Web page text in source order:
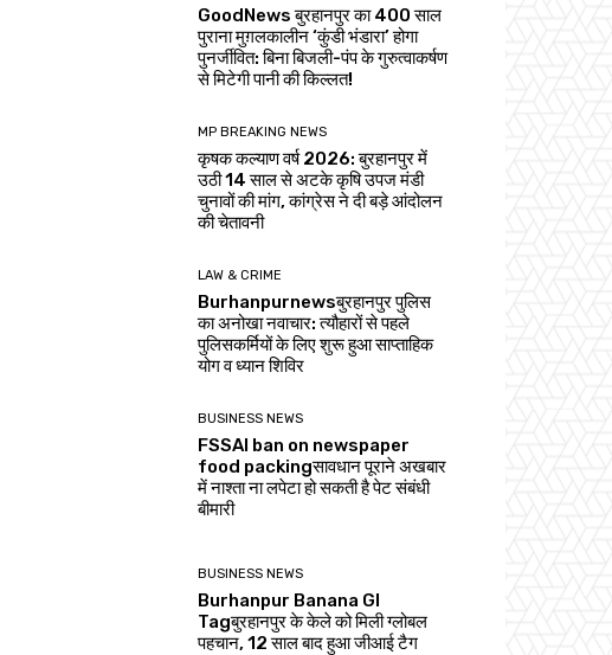
GoodNews बुरहानपुर का 400 साल
पुराना मुग़लकालीन ‘कुंडी भंडारा’ होगा
पुनर्जीवित: बिना बिजली-पंप के गुरुत्वाकर्षण
से मिटेगी पानी की किल्लत!
MP BREAKING NEWS
कृषक कल्याण वर्ष 2026: बुरहानपुर में
उठी 14 साल से अटके कृषि उपज मंडी
चुनावों की मांग, कांग्रेस ने दी बड़े आंदोलन
की चेतावनी
LAW & CRIME
Burhanpurnewsबुरहानपुर पुलिस
का अनोखा नवाचार: त्यौहारों से पहले
पुलिसकर्मियों के लिए शुरू हुआ साप्ताहिक
योग व ध्यान शिविर
BUSINESS NEWS
FSSAI ban on newspaper
food packingसावधान पूराने अखबार
में नाश्ता ना लपेटा हो सकती है पेट संबंधी
बीमारी
BUSINESS NEWS
Burhanpur Banana GI
Tagबुरहानपुर के केले को मिली ग्लोबल
पहचान, 12 साल बाद हुआ जीआई टैग